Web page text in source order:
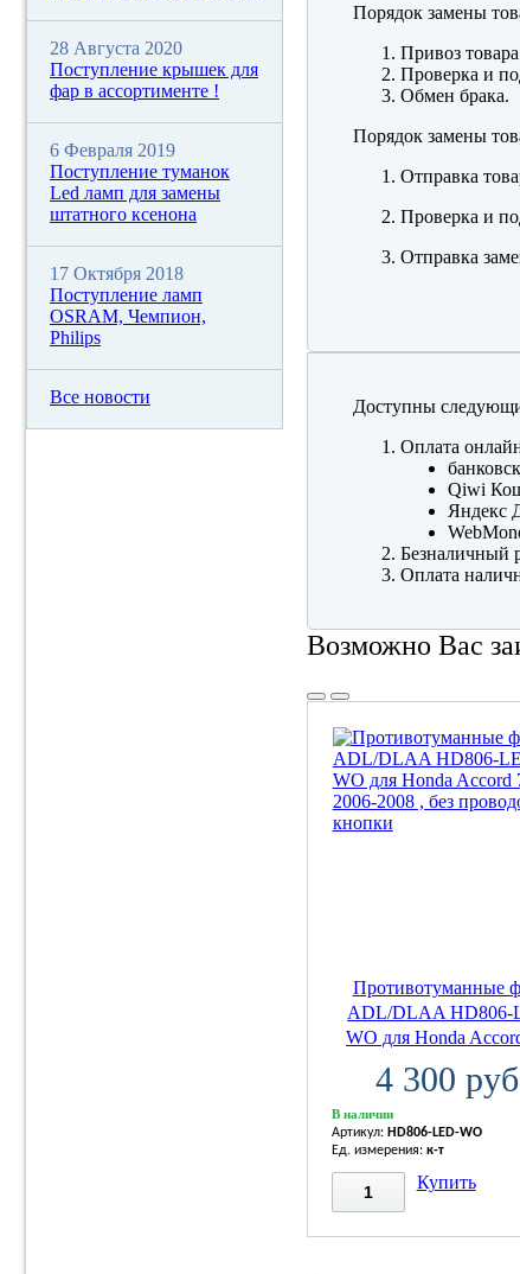
Порядок замены
Привоз
Проверка и
Обмен брака.
Порядок замены
Отправка
Проверка и
Отправка
Доступны
Оплата
Qiwi
Яндекс
Безналичный
Оплата
Возможно Вас
Противотуманные
ADL/DLAA HD806-
WO для Honda
4 300
В наличии
Артикул: HD806-LED-WO
Ед. измерения: к-т
Купить
28 Августа 2020
Поступление крышек для
фар в ассортименте !
6 Февраля 2019
Поступление туманок
Led ламп для замены
штатного ксенона
17 Октября 2018
Поступление ламп
OSRAM, Чемпион,
Philips
Все новости